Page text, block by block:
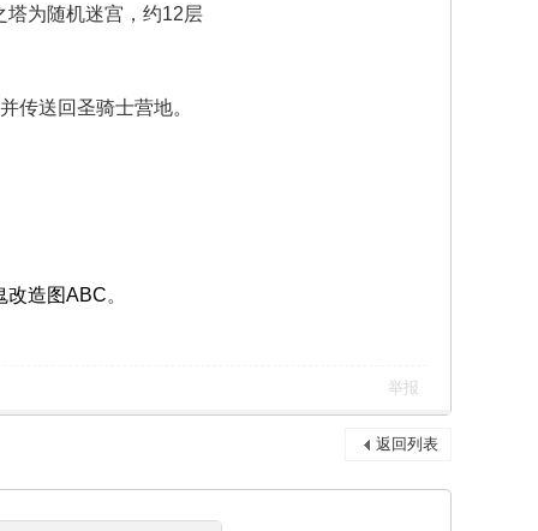
塔为随机迷宫，约12层
传送回圣骑士营地。
改造图ABC。
举报
返回列表